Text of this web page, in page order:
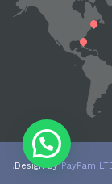
Design byPayPam